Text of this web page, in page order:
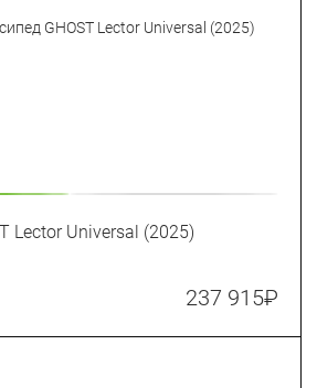
Lector Universal (2025)
237 915₽